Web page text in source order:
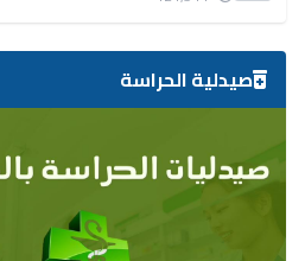
صيدلية الحراسة